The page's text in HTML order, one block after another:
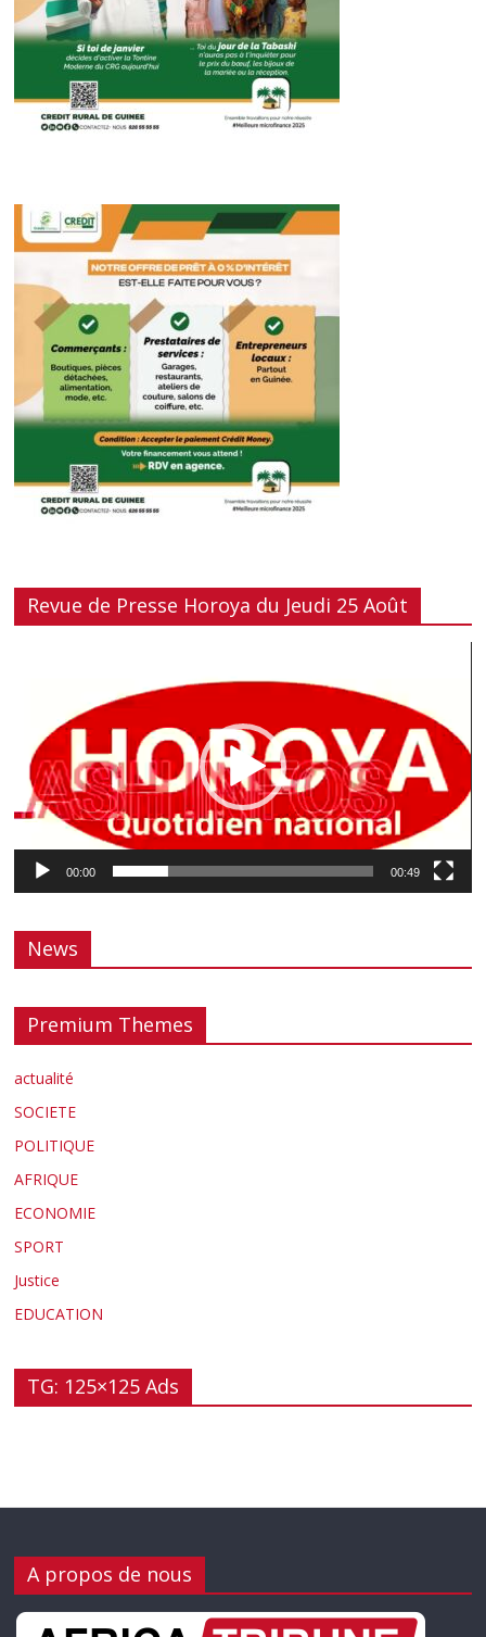
Revue de Presse Horoya du Jeudi 25 Août
00:00 00:49
News
Premium Themes
actualité
SOCIETE
POLITIQUE
AFRIQUE
ECONOMIE
SPORT
Justice
EDUCATION
TG: 125×125 Ads
A propos de nous